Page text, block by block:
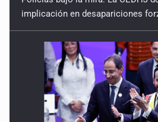
implicación en desapariciones